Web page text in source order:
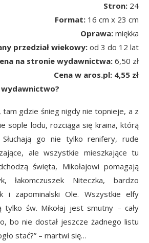
Stron: 24
Format: 16 cm x 23 cm
Oprawa: miękka
przedział wiekowy: od 3 do 12 lat
na stronie wydawnictwa: 6,50 zł
Cena w aros.pl: 4,55 zł
wydawnictwo?
tam gdzie śnieg nigdy nie topnieje, a z
sople lodu, rozciąga się kraina, którą
Słuchają go nie tylko renifery, rude
ale wszystkie mieszkające tu
święta, Mikołajowi pomagają
łakomczuszek Niteczka, bardzo
i zapominalski Ole. Wszystkie elfy
tylko św. Mikołaj jest smutny – cały
bo nie dostał jeszcze żadnego listu
stać?” – martwi się…